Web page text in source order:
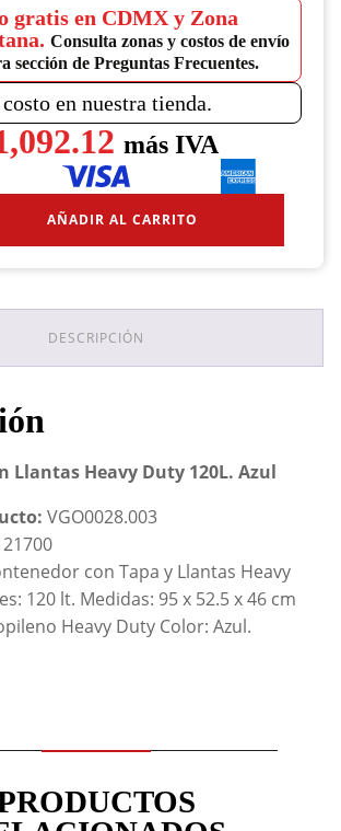
gratis en CDMX y Zona
Consulta zonas y costos de envío
sección de Preguntas Frecuentes.
en nuestra tienda.
más IVA
AÑADIR AL CARRITO
DESCRIPCIÓN
Llantas Heavy Duty 120L. Azul
VGO0028.003
con Tapa y Llantas Heavy
120 lt. Medidas: 95 x 52.5 x 46 cm
Heavy Duty Color: Azul.